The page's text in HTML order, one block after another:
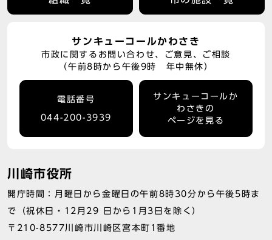
サンキューコールかわさき
市政に関するお問い合わせ、ご意見、ご相談
（午前8時から午後9時 年中無休）
電話番号
044-200-3939
サンキューコールか
わさきの
ページを見る
川崎市役所
開庁時間：月曜日から金曜日の午前8時30分から午後5時ま
で（祝休日・12月29 日から1月3日を除く）
〒210-8577川崎市川崎区宮本町1番地